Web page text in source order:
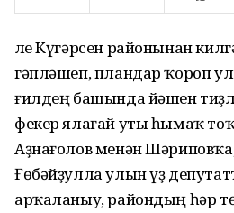
Әле Күгәрсен районынан
гәпләшеп, пландар ҡороп
ғилдең башында йәшен
фекер ялағай уты һымаҡ
Аҙнағолов менән
Ғөбәйҙулла улын үҙ
арҡала­ныу, райондың һәр